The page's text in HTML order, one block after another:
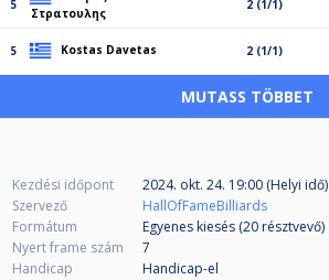
5
Στρατουλης
2 (1/1)
5 Kostas Davetas 2 (1/1)
MUTASS TÖBBET
Kezdési időpont
2024. okt. 24. 19:00 (Helyi idő)
Szervező
HallOfFameBilliards
Formátum
Egyenes kiesés (20 résztvevő)
Nyert frame szám
7
Handicap
Handicap-el